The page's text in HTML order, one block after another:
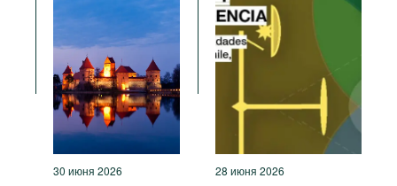
Документы международных
организаций
Фильмы
Подкасты
Книжная полка
30 июня 2026 28 июня 2026